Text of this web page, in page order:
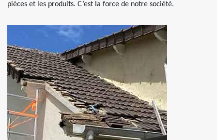
pièces et les produits. C’est la force de notre société.